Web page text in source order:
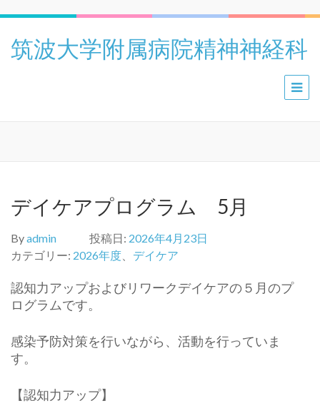
筑波大学附属病院精神神経科
デイケアプログラム 5月
Byadmin 投稿日: 2026年4月23日
カテゴリー: 2026年度 デイケア
認知力アップおよびリワークデイケアの５月のプ
ログラムです。
感染予防対策を行いながら、活動を行っていま
す。
【認知力アップ】